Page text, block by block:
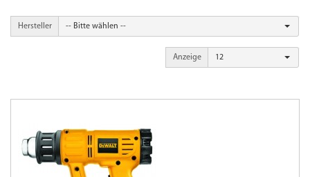
Hersteller -- Bitte wählen --
Anzeige 12